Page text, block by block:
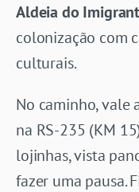
Aldeia do
colonização com
culturais.
No caminho, vale
na RS-235 (KM
lojinhas, vista
fazer uma pausa.